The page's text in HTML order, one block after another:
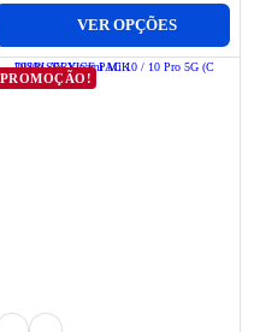
VER OPÇÕES
PROMOÇÃO!